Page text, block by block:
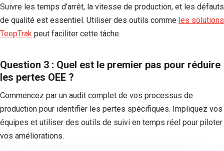
Suivre les temps d’arrêt, la vitesse de production, et les défauts
de qualité est essentiel. Utiliser des outils comme les solutions
TeepTrak peut faciliter cette tâche.
Question 3 : Quel est le premier pas pour réduire
les pertes OEE ?
Commencez par un audit complet de vos processus de
production pour identifier les pertes spécifiques. Impliquez vos
équipes et utiliser des outils de suivi en temps réel pour piloter
vos améliorations.